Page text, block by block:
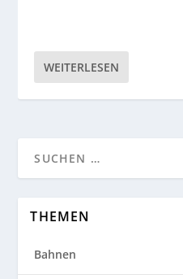
WEITERLESEN
THEMEN
Bahnen